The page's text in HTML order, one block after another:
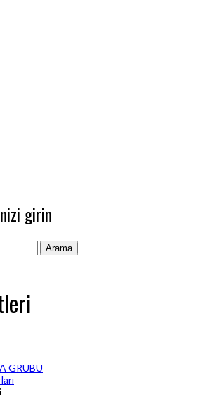
girin
Arama
GRUBU